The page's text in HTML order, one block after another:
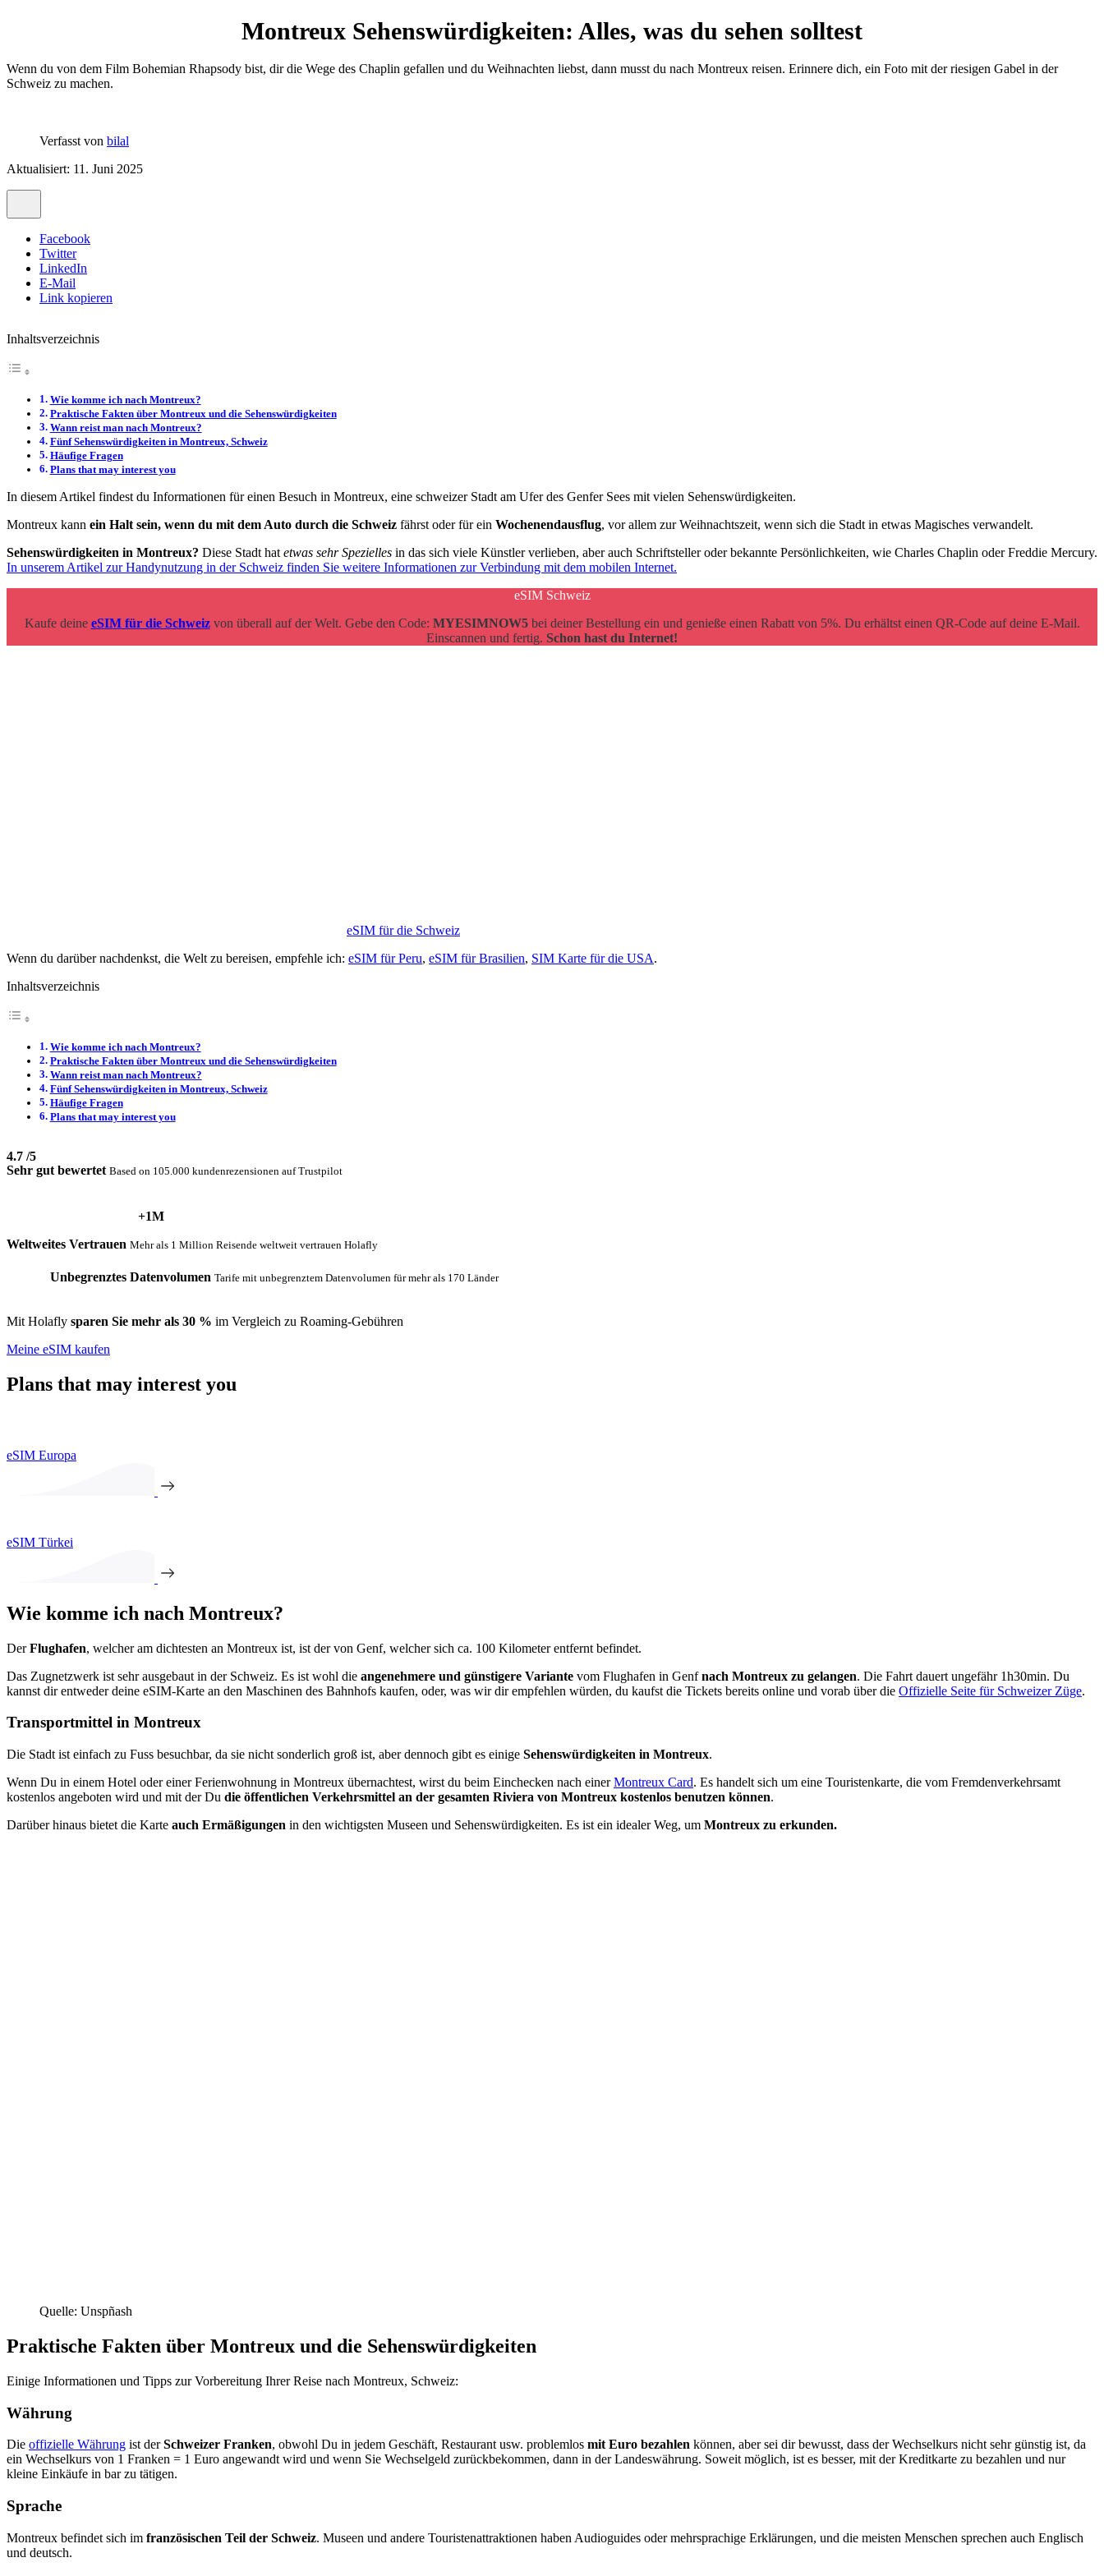
Montreux Sehenswürdigkeiten: Alles, was du sehen solltest
Wenn du von dem Film Bohemian Rhapsody bist, dir die Wege des Chaplin gefallen und du Weihnachten liebst, dann musst du nach Montreux reisen. Erinnere dich, ein Foto mit der riesigen Gabel in der
Schweiz zu machen.
Verfasst von bilal
Aktualisiert: 11. Juni 2025
Facebook
Twitter
LinkedIn
E-Mail
Link kopieren
Inhaltsverzeichnis
Wie komme ich nach Montreux?
Praktische Fakten über Montreux und die Sehenswürdigkeiten
Wann reist man nach Montreux?
Fünf Sehenswürdigkeiten in Montreux, Schweiz
Häufige Fragen
Plans that may interest you
In diesem Artikel findest du Informationen für einen Besuch in Montreux, eine schweizer Stadt am Ufer des Genfer Sees mit vielen Sehenswürdigkeiten.
Montreux kann ein Halt sein, wenn du mit dem Auto durch die Schweiz fährst oder für ein Wochenendausflug, vor allem zur Weihnachtszeit, wenn sich die Stadt in etwas Magisches verwandelt.
Sehenswürdigkeiten in Montreux? Diese Stadt hat etwas sehr Spezielles in das sich viele Künstler verlieben, aber auch Schriftsteller oder bekannte Persönlichkeiten, wie Charles Chaplin oder Freddie Mercury.
In unserem Artikel zur Handynutzung in der Schweiz finden Sie weitere Informationen zur Verbindung mit dem mobilen Internet.
eSIM Schweiz
Kaufe deine eSIM für die Schweizvon überall auf der Welt. Gebe den Code: MYESIMNOW5bei deiner Bestellung ein und genieße einen Rabatt von 5%. Du erhältst einen QR-Code auf deine E-Mail.
Einscannen und fertig. Schon hast du Internet!
eSIM für die Schweiz
Wenn du darüber nachdenkst, die Welt zu bereisen, empfehle ich: eSIM für Peru, eSIM für Brasilien, SIM Karte für die USA.
Inhaltsverzeichnis
Wie komme ich nach Montreux?
Praktische Fakten über Montreux und die Sehenswürdigkeiten
Wann reist man nach Montreux?
Fünf Sehenswürdigkeiten in Montreux, Schweiz
Häufige Fragen
Plans that may interest you
4.7 /5
Sehr gut bewertet Based on 105.000 kundenrezensionen auf Trustpilot
+1M
Weltweites Vertrauen Mehr als 1 Million Reisende weltweit vertrauen Holafly
Unbegrenztes Datenvolumen Tarife mit unbegrenztem Datenvolumen für mehr als 170 Länder
Mit Holafly sparen Sie mehr als 30 % im Vergleich zu Roaming-Gebühren
Meine eSIM kaufen
Plans that may interest you
eSIM Europa
eSIM Türkei
Wie komme ich nach Montreux?
DerFlughafen, welcher am dichtesten an Montreux ist, ist der von Genf, welcher sich ca. 100 Kilometer entfernt befindet.
Das Zugnetzwerk ist sehr ausgebaut in der Schweiz. Es ist wohl die angenehmere und günstigere Variante vom Flughafen in Genfnach Montreux zu gelangen. Die Fahrt dauert ungefähr 1h30min. Du
kannst dir entweder deine eSIM-Karte an den Maschinen des Bahnhofs kaufen, oder, was wir dir empfehlen würden, du kaufst die Tickets bereits online und vorab über die Offizielle Seite für Schweizer Züge.
Transportmittel in Montreux
Die Stadt ist einfach zu Fuss besuchbar, da sie nicht sonderlich groß ist, aber dennoch gibt es einige Sehenswürdigkeiten in Montreux.
Wenn Du in einem Hotel oder einer Ferienwohnung in Montreux übernachtest, wirst du beim Einchecken nach einerMontreux Card. Es handelt sich um eine Touristenkarte, die vom Fremdenverkehrsamt
kostenlos angeboten wird und mit der Du die öffentlichen Verkehrsmittel an der gesamten Riviera von Montreux kostenlos benutzen können.
Darüber hinaus bietet die Karte auch Ermäßigungen in den wichtigsten Museen und Sehenswürdigkeiten. Es ist ein idealer Weg, um Montreux zu erkunden.
Quelle: Unspñash
Praktische Fakten über Montreux und die Sehenswürdigkeiten
Einige Informationen und Tipps zur Vorbereitung Ihrer Reise nach Montreux, Schweiz:
Währung
Die offizielle Währung ist derSchweizer Franken, obwohl Du in jedem Geschäft, Restaurant usw. problemlos mit Euro bezahlen können, aber sei dir bewusst, dass der Wechselkurs nicht sehr günstig ist, da
ein Wechselkurs von 1 Franken = 1 Euro angewandt wird und wenn Sie Wechselgeld zurückbekommen, dann in der Landeswährung. Soweit möglich, ist es besser, mit der Kreditkarte zu bezahlen und nur
kleine Einkäufe in bar zu tätigen.
Sprache
Montreux befindet sich im französischen Teil der Schweiz. Museen und andere Touristenattraktionen haben Audioguides oder mehrsprachige Erklärungen, und die meisten Menschen sprechen auch Englisch
und deutsch.